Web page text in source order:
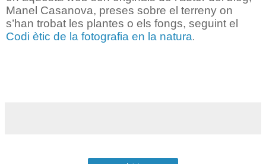
Manel Casanova, preses sobre el terreny on
s’han trobat les plantes o els fongs, seguint el
Codi ètic de la fotografia en la natura.